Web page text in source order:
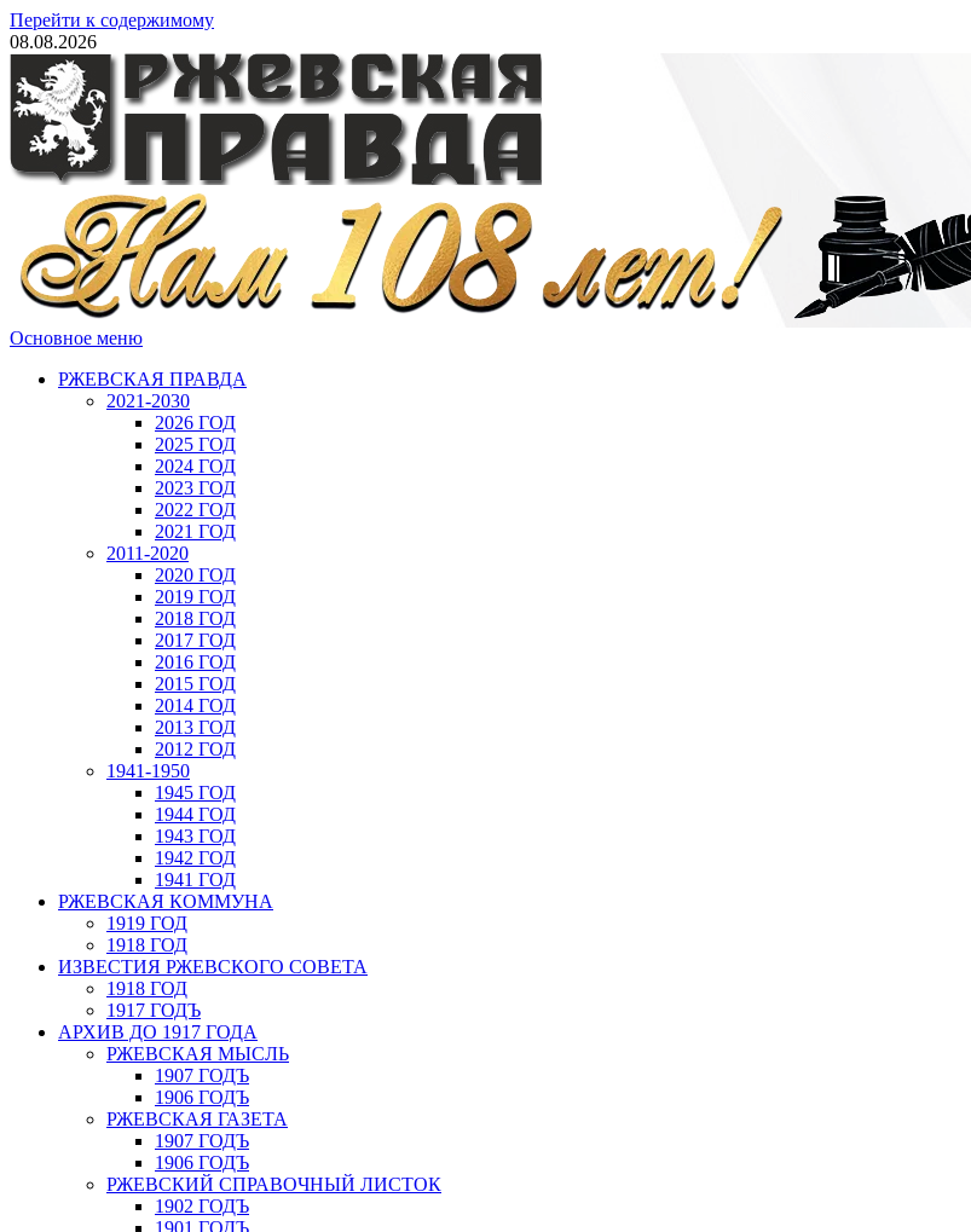
Перейти к содержимому
08.08.2026
Основное меню
РЖЕВСКАЯ ПРАВДА
2021-2030
2026 ГОД
2025 ГОД
2024 ГОД
2023 ГОД
2022 ГОД
2021 ГОД
2011-2020
2020 ГОД
2019 ГОД
2018 ГОД
2017 ГОД
2016 ГОД
2015 ГОД
2014 ГОД
2013 ГОД
2012 ГОД
1941-1950
1945 ГОД
1944 ГОД
1943 ГОД
1942 ГОД
1941 ГОД
РЖЕВСКАЯ КОММУНА
1919 ГОД
1918 ГОД
ИЗВЕСТИЯ РЖЕВСКОГО СОВЕТА
1918 ГОД
1917 ГОДЪ
АРХИВ ДО 1917 ГОДА
РЖЕВСКАЯ МЫСЛЬ
1907 ГОДЪ
1906 ГОДЪ
РЖЕВСКАЯ ГАЗЕТА
1907 ГОДЪ
1906 ГОДЪ
РЖЕВСКИЙ СПРАВОЧНЫЙ ЛИСТОК
1902 ГОДЪ
1901 ГОДЪ